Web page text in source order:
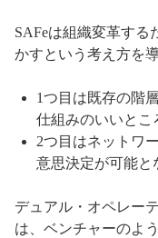
SAFeは組織変革する
かすという考え方を導
1つ目は既存の階
仕組みのいいとこ
2つ目はネットワ
意思決定が可能と
デュアル・オペレー
は、ベンチャーのよ